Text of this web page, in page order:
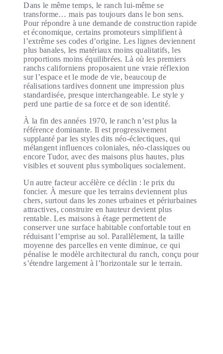
Dans le même temps, le ranch lui-même se
transforme… mais pas toujours dans le bon sens.
Pour répondre à une demande de construction rapide
et économique, certains promoteurs simplifient à
l’extrême ses codes d’origine. Les lignes deviennent
plus banales, les matériaux moins qualitatifs, les
proportions moins équilibrées. Là où les premiers
ranchs californiens proposaient une vraie réflexion
sur l’espace et le mode de vie, beaucoup de
réalisations tardives donnent une impression plus
standardisée, presque interchangeable. Le style y
perd une partie de sa force et de son identité.
À la fin des années 1970, le ranch n’est plus la
référence dominante. Il est progressivement
supplanté par les styles dits néo-éclectiques, qui
mélangent influences coloniales, néo-classiques ou
encore Tudor, avec des maisons plus hautes, plus
visibles et souvent plus symboliques socialement.
Un autre facteur accélère ce déclin : le prix du
foncier. À mesure que les terrains deviennent plus
chers, surtout dans les zones urbaines et périurbaines
attractives, construire en hauteur devient plus
rentable. Les maisons à étage permettent de
conserver une surface habitable confortable tout en
réduisant l’emprise au sol. Parallèlement, la taille
moyenne des parcelles en vente diminue, ce qui
pénalise le modèle architectural du ranch, conçu pour
s’étendre largement à l’horizontale sur le terrain.